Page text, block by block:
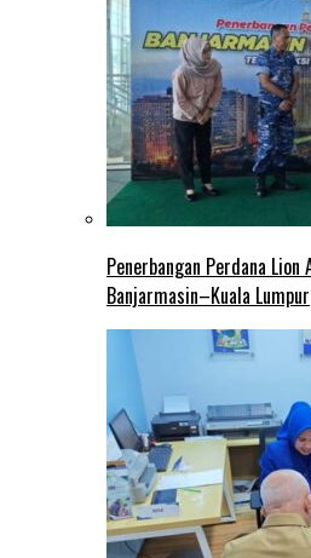
Penerbangan Perdana
Banjarmasin–Kuala Lumpur